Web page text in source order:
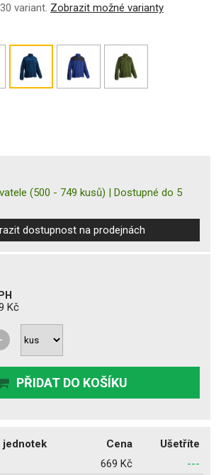
variant. Zobrazit možné varianty
(500 - 749 kusů) | Dostupné do 5
dostupnost na prodejnách
Kč
PŘIDAT DO KOŠÍKU
jednotek Cena
Ušetříte
669 Kč
---